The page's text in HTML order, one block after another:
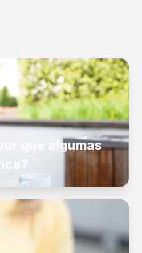
que algumas